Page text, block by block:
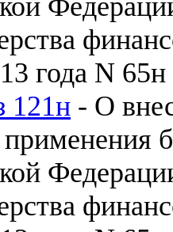
года N 65н
121н - О
применения